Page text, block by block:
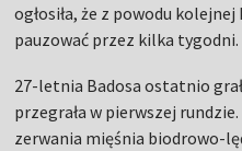
ogłosiła, że z powodu
pauzować przez kilka tygodni.
27-letnia Badosa ostatnio
przegrała w pierwszej
zerwania mięśnia biodrowo-